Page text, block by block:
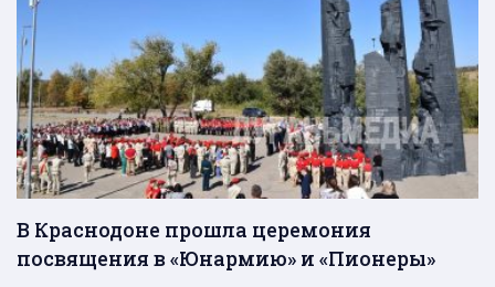
В Краснодоне прошла церемония
посвящения в «Юнармию» и «Пионеры»